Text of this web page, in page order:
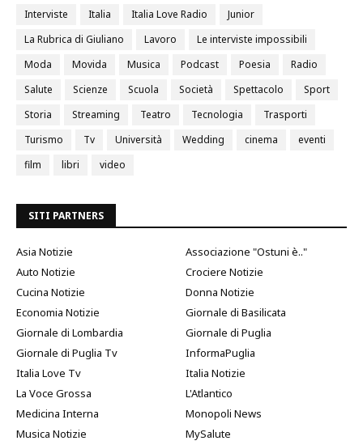
Interviste
Italia Italia Love Radio
Junior
La Rubrica di Giuliano
Lavoro
Le interviste impossibili
Moda
Movida Musica Podcast Poesia
Radio
Salute
Scienze Scuola Società Spettacolo
Sport
Storia
Streaming Teatro Tecnologia
Trasporti
Turismo
Tv Università Wedding cinema
eventi
film
libri video
SITI PARTNERS
Asia Notizie
Associazione "Ostuni è.."
Auto Notizie
Crociere Notizie
Cucina Notizie
Donna Notizie
Economia Notizie
Giornale di Basilicata
Giornale di Lombardia
Giornale di Puglia
Giornale di Puglia Tv
InformaPuglia
Italia Love Tv
Italia Notizie
La Voce Grossa
L'Atlantico
Medicina Interna
Monopoli News
Musica Notizie
MySalute